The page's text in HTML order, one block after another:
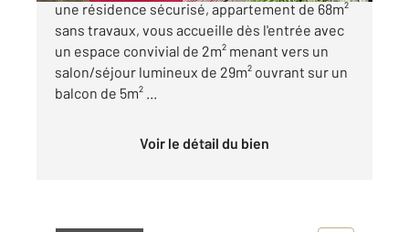
une résidence sécurisé, appartement de 68m²
sans travaux, vous accueille dès l'entrée avec
un espace convivial de 2m² menant vers un
salon/séjour lumineux de 29m² ouvrant sur un
balcon de 5m² ...
Voir le détail du bien